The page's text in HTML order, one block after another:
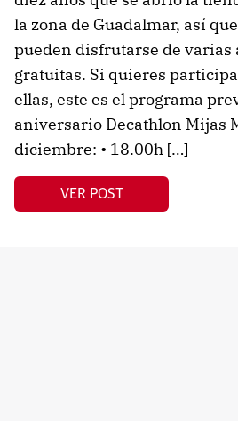
la zona de Guadalmar, así
pueden disfrutarse de varias
gratuitas. Si quieres
ellas, este es el programa
aniversario Decathlon Mijas
diciembre: • 18.00h […]
VER POST